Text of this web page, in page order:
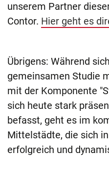
unserem Partner
Contor. Hier geht es
Übrigens: Während
gemeinsamen Studie
mit der Komponente
sich heute stark
befasst, geht es im
Mittelstädte, die sich
erfolgreich und